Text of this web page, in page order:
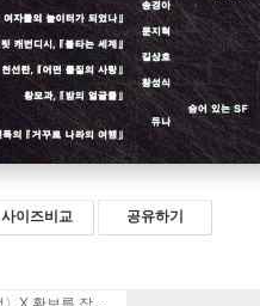
사이즈비교 공유하기